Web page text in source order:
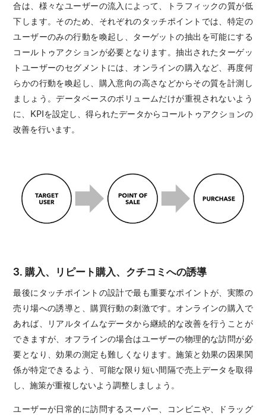
合は、様々なユーザーの流入によって、トラフィックの質が低
下します。そのため、それぞれのタッチポイントでは、特定の
ユーザーのみの行動を喚起し、ターゲットの抽出を可能にする
コールトゥアクションが必要となります。抽出されたターゲッ
トユーザーのセグメントには、オンラインの購入など、再度何
らかの行動を喚起し、購入意向の高さなどからその質を計測し
ましょう。データベースのボリュームだけが重視されないよう
に、KPIを設定し、得られたデータからコールトゥアクションの
改善を行います。
3. 購入、リピート購入、クチコミへの誘導
最後にタッチポイントの設計で最も重要なポイントが、実際の
売り場への誘導と、購買行動の刺激です。オンラインの購入で
あれば、リアルタイムなデータから継続的な改善を行うことが
できますが、オフラインの場合はユーザーの物理的な訪問が必
要となり、効果の測定も難しくなります。施策と効果の因果関
係が特定できるよう、可能な限り短い間隔で売上データを取得
し、施策が重複しないよう調整しましょう。
ユーザーが日常的に訪問するスーパー、コンビニや、ドラッグ